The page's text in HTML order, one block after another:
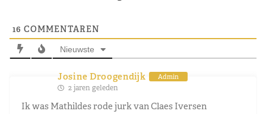
16 COMMENTAREN
Nieuwste
Josine Droogendijk Admin
2 jaren geleden
Ik was Mathildes rode jurk van Claes Iversen